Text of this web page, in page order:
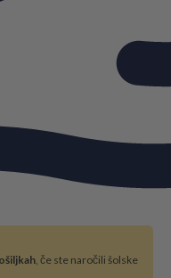
, če ste naročili šolske